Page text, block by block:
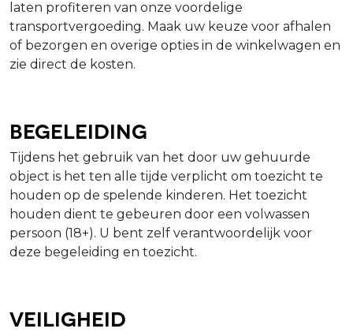
laten profiteren van onze voordelige
transportvergoeding. Maak uw keuze voor afhalen
of bezorgen en overige opties in de winkelwagen en
zie direct de kosten.
Begeleiding
Tijdens het gebruik van het door uw gehuurde
object is het ten alle tijde verplicht om toezicht te
houden op de spelende kinderen. Het toezicht
houden dient te gebeuren door een volwassen
persoon (18+). U bent zelf verantwoordelijk voor
deze begeleiding en toezicht.
Veiligheid